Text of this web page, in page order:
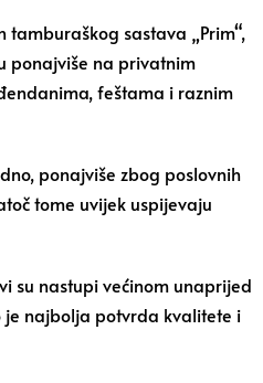
sastava „Prim“,
ponajviše na privatnim
feštama i raznim
ponajviše zbog poslovnih
tome uvijek uspijevaju
su nastupi većinom unaprijed
je najbolja potvrda kvalitete i